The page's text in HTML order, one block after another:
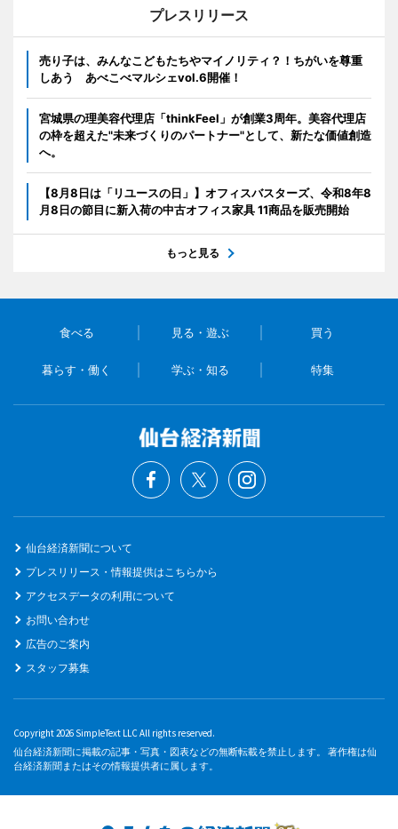
プレスリリース
売り子は、みんなこどもたちやマイノリティ？！ちがいを尊重
しあう あべこべマルシェvol.6開催！
宮城県の理美容代理店「thinkFeel」が創業3周年。美容代理店
の枠を超えた"未来づくりのパートナー"として、新たな価値創造
へ。
【8月8日は「リユースの日」】オフィスバスターズ、令和8年8
月8日の節目に新入荷の中古オフィス家具 11商品を販売開始
もっと見る
食べる 見る・遊ぶ 買う
暮らす・働く 学ぶ・知る 特集
仙台経済新聞について
プレスリリース・情報提供はこちらから
アクセスデータの利用について
お問い合わせ
広告のご案内
スタッフ募集
Copyright 2026 SimpleText LLC All rights reserved.
仙台経済新聞に掲載の記事・写真・図表などの無断転載を禁止します。 著作権は仙
台経済新聞またはその情報提供者に属します。